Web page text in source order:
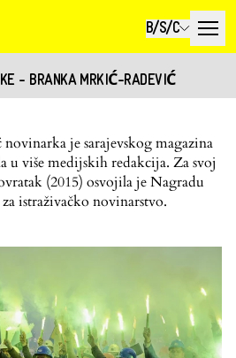
B/S/C
- BRANKA MRKIĆ-RADEVIĆ
je sarajevskog magazina
u više medijskih redakcija. Za svoj
(2015) osvojila je Nagradu
istraživačko novinarstvo.